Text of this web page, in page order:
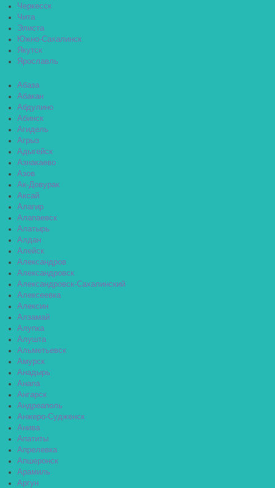
Черкесск
Чита
Элиста
Южно-Сахалинск
Якутск
Ярославль
Абаза
Абакан
Абдулино
Абинск
Агидель
Агрыз
Адыгейск
Азнакаево
Азов
Ак-Довурак
Аксай
Алагир
Алапаевск
Алатырь
Алдан
Алейск
Александров
Александровск
Александровск-Сахалинский
Алексеевка
Алексин
Алзамай
Алупка
Алушта
Альметьевск
Амурск
Анадырь
Анапа
Ангарск
Андреаполь
Анжеро-Судженск
Анива
Апатиты
Апрелевка
Апшеронск
Арамиль
Аргун